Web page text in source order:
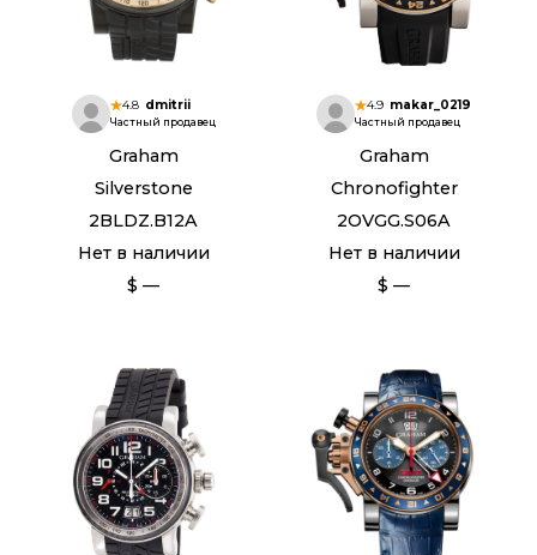
4.8 dmitrii
Частный продавец
Graham
Silverstone
2BLDZ.B12A
Нет в наличии
$ —
4.9 makar_0219
Частный продавец
Graham
Chronofighter
2OVGG.S06A
Нет в наличии
$ —